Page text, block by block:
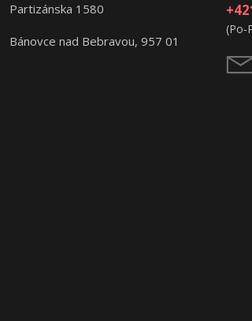
Partizánska 1580
Bánovce nad Bebravou, 957 01
(Po-